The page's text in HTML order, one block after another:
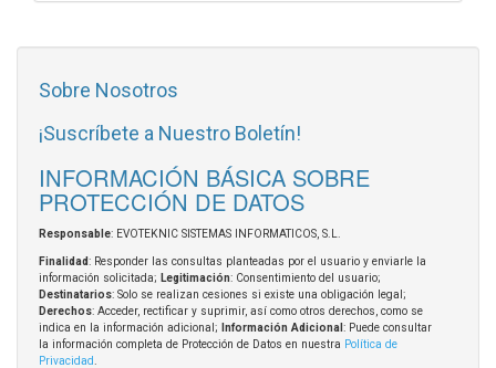
Sobre Nosotros
¡Suscríbete a Nuestro Boletín!
INFORMACIÓN BÁSICA SOBRE
PROTECCIÓN DE DATOS
Responsable: EVOTEKNIC SISTEMAS INFORMATICOS, S.L.
Finalidad: Responder las consultas planteadas por el usuario y enviarle la
información solicitada; Legitimación: Consentimiento del usuario;
Destinatarios: Solo se realizan cesiones si existe una obligación legal;
Derechos: Acceder, rectificar y suprimir, así como otros derechos, como se
indica en la información adicional;
Información Adicional : Puede consultar
la información completa de Protección de Datos en nuestra Política de
Privacidad